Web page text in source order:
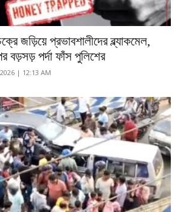
জড়িয়ে প্রভাবশালীদের ব্ল্যাকমেল,
বড়সড় পর্দা ফাঁস পুলিশের
| 12:13 AM